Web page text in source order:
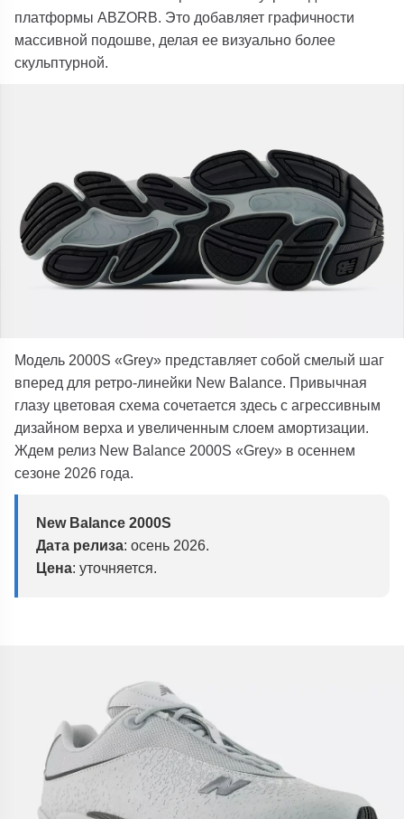
платформы ABZORB. Это добавляет графичности
массивной подошве, делая ее визуально более
скульптурной.
Модель 2000S «Grey» представляет собой смелый шаг
вперед для ретро-линейки New Balance. Привычная
глазу цветовая схема сочетается здесь с агрессивным
дизайном верха и увеличенным слоем амортизации.
Ждем релиз New Balance 2000S «Grey» в осеннем
сезоне 2026 года.
New Balance 2000S
Дата релиза: осень 2026.
Цена: уточняется.